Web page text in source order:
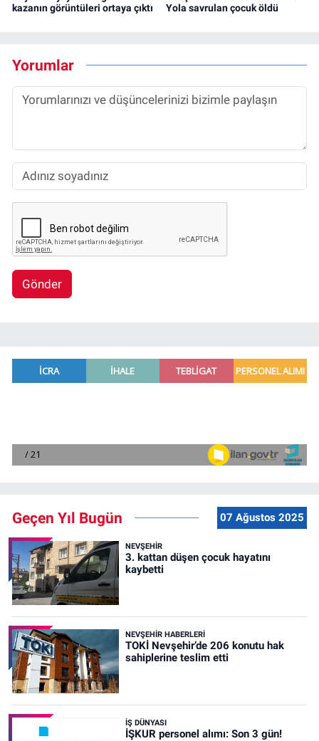
kazanın görüntüleri ortaya çıktı
Yola savrulan çocuk öldü
Yorumlar
Gönder
Geçen Yıl Bugün 07 Ağustos 2025
NEVŞEHIR
3. kattan düşen çocuk hayatını
kaybetti
NEVŞEHIR HABERLERI
TOKİ Nevşehir’de 206 konutu hak
sahiplerine teslim etti
İŞ DÜNYASI
İŞKUR personel alımı: Son 3 gün!